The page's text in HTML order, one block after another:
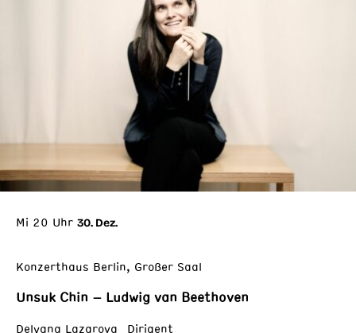
Mi 20 Uhr 30. Dez.
Konzerthaus Berlin, Großer Saal
Unsuk Chin – Ludwig van Beethoven
Delyana Lazarova Dirigent